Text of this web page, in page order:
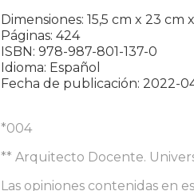
Dimensiones: 15,5 cm x 23 cm
Páginas: 424
ISBN: 978-987-801-137-0
Idioma: Español
Fecha de publicación: 2022-
*004
** Arquitecto Docente.
Las opiniones contenidas en